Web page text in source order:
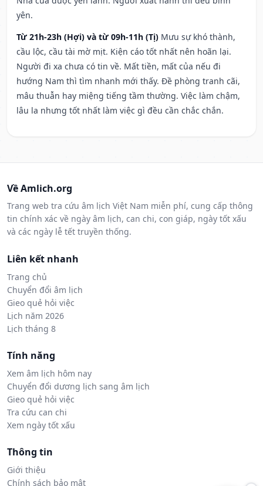
yên.
Từ 21h-23h (Hợi) và từ 09h-11h (Tị) Mưu sự khó thành,
cầu lộc, cầu tài mờ mịt. Kiện cáo tốt nhất nên hoãn lại.
Người đi xa chưa có tin về. Mất tiền, mất của nếu đi
hướng Nam thì tìm nhanh mới thấy. Đề phòng tranh cãi,
mâu thuẫn hay miệng tiếng tầm thường. Việc làm chậm,
lâu la nhưng tốt nhất làm việc gì đều cần chắc chắn.
Về Amlich.org
Trang web tra cứu âm lịch Việt Nam miễn phí, cung cấp thông
tin chính xác về ngày âm lịch, can chi, con giáp, ngày tốt xấu
và các ngày lễ tết truyền thống.
Liên kết nhanh
Trang chủ
Chuyển đổi âm lịch
Gieo quẻ hỏi việc
Lịch năm 2026
Lịch tháng 8
Tính năng
Xem âm lịch hôm nay
Chuyển đổi dương lịch sang âm lịch
Gieo quẻ hỏi việc
Tra cứu can chi
Xem ngày tốt xấu
Thông tin
Giới thiệu
Chính sách bảo mật